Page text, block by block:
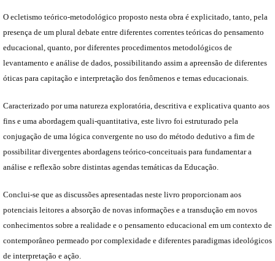
O ecletismo teórico-metodológico proposto nesta obra é explicitado, tanto, pela
presença de um plural debate entre diferentes correntes teóricas do pensamento
educacional, quanto, por diferentes procedimentos metodológicos de
levantamento e análise de dados, possibilitando assim a apreensão de diferentes
óticas para capitação e interpretação dos fenômenos e temas educacionais.
Caracterizado por uma natureza exploratória, descritiva e explicativa quanto aos
fins e uma abordagem quali-quantitativa, este livro foi estruturado pela
conjugação de uma lógica convergente no uso do método dedutivo a fim de
possibilitar divergentes abordagens teórico-conceituais para fundamentar a
análise e reflexão sobre distintas agendas temáticas da Educação.
Conclui-se que as discussões apresentadas neste livro proporcionam aos
potenciais leitores a absorção de novas informações e a transdução em novos
conhecimentos sobre a realidade e o pensamento educacional em um contexto de
contemporâneo permeado por complexidade e diferentes paradigmas ideológicos
de interpretação e ação.